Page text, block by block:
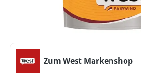
Zum West Markenshop